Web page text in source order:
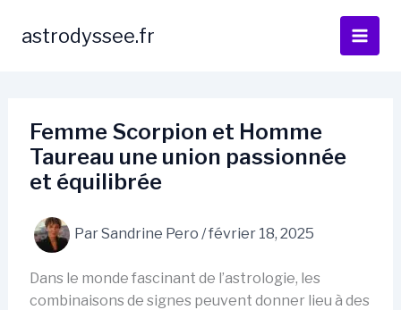
astrodyssee.fr
Femme Scorpion et Homme
Taureau une union passionnée
et équilibrée
ParSandrine Pero /février 18, 2025
Dans le monde fascinant de l’astrologie, les
combinaisons de signes peuvent donner lieu à des